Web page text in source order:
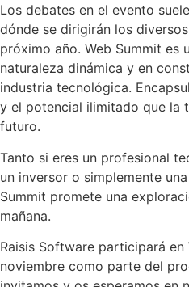
Los debates en el evento
dónde se dirigirán los
próximo año. Web Summit es
naturaleza dinámica y en
industria tecnológica.
y el potencial ilimitado que la
futuro.
Tanto si eres un profesional
un inversor o simplemente
Summit promete una
mañana.
Raisis Software participará en
noviembre como parte del